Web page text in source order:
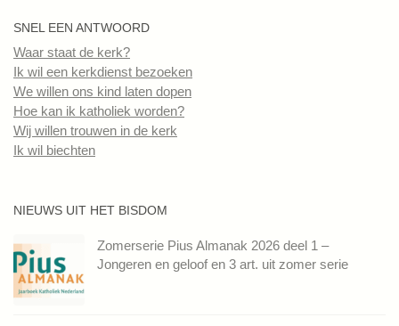
SNEL EEN ANTWOORD
Waar staat de kerk?
Ik wil een kerkdienst bezoeken
We willen ons kind laten dopen
Hoe kan ik katholiek worden?
Wij willen trouwen in de kerk
Ik wil biechten
NIEUWS UIT HET BISDOM
Zomerserie Pius Almanak 2026 deel 1 –
Jongeren en geloof en 3 art. uit zomer serie